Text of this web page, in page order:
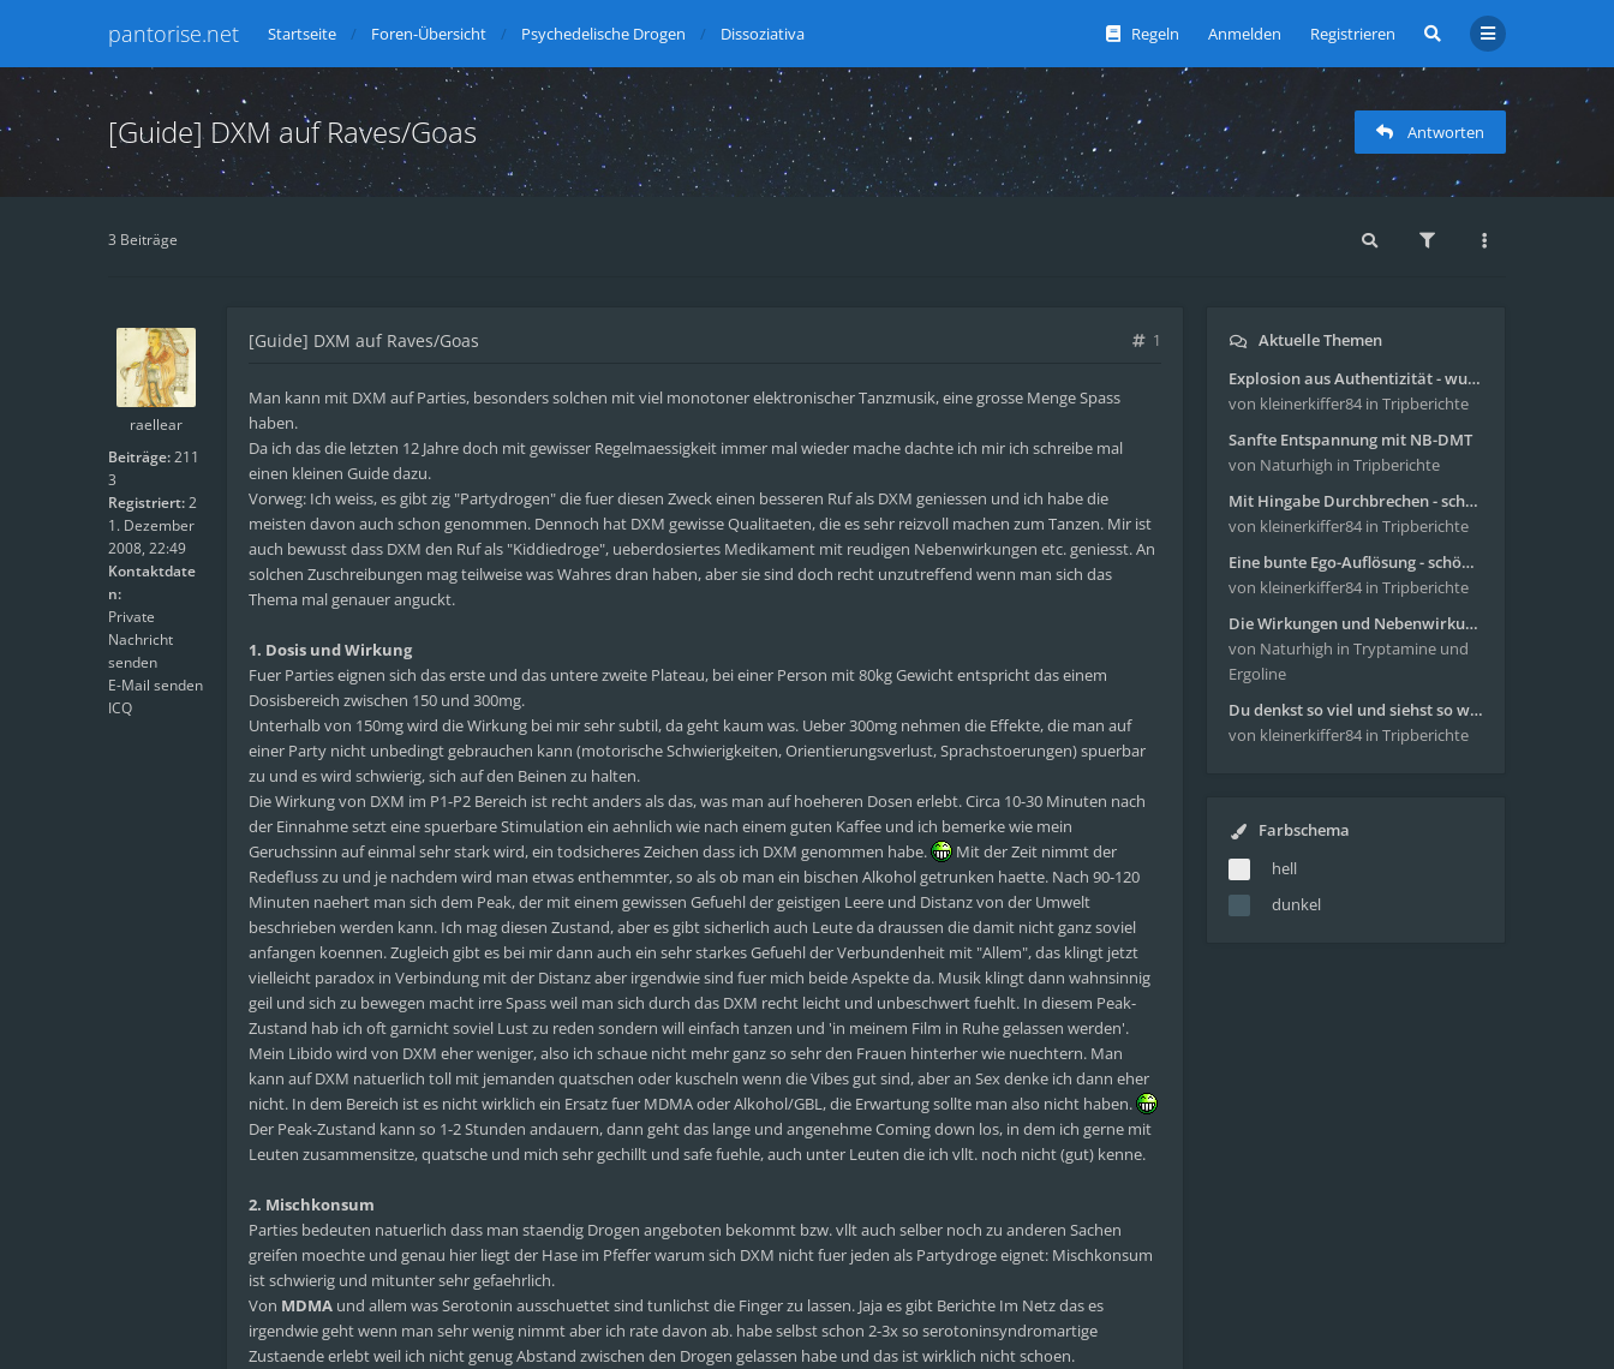
pantorise.net Regeln Anmelden Registrieren
Startseite Foren-Übersicht Psychedelische Drogen Dissoziativa
[Guide] DXM auf Raves/Goas Antworten
3 Beiträge
raellear
Beiträge:211
3
Registriert:2
1. Dezember
2008, 22:49
Kontaktdate
n:
Private
Nachricht
senden
E-Mail senden
ICQ
[Guide] DXM auf Raves/Goas 1
Man kann mit DXM auf Parties, besonders solchen mit viel monotoner elektronischer Tanzmusik, eine grosse Menge Spass
haben.
Da ich das die letzten 12 Jahre doch mit gewisser Regelmaessigkeit immer mal wieder mache dachte ich mir ich schreibe mal
einen kleinen Guide dazu.
Vorweg: Ich weiss, es gibt zig "Partydrogen" die fuer diesen Zweck einen besseren Ruf als DXM geniessen und ich habe die
meisten davon auch schon genommen. Dennoch hat DXM gewisse Qualitaeten, die es sehr reizvoll machen zum Tanzen. Mir ist
auch bewusst dass DXM den Ruf als "Kiddiedroge", ueberdosiertes Medikament mit reudigen Nebenwirkungen etc. geniesst. An
solchen Zuschreibungen mag teilweise was Wahres dran haben, aber sie sind doch recht unzutreffend wenn man sich das
Thema mal genauer anguckt.
1. Dosis und Wirkung
Fuer Parties eignen sich das erste und das untere zweite Plateau, bei einer Person mit 80kg Gewicht entspricht das einem
Dosisbereich zwischen 150 und 300mg.
Unterhalb von 150mg wird die Wirkung bei mir sehr subtil, da geht kaum was. Ueber 300mg nehmen die Effekte, die man auf
einer Party nicht unbedingt gebrauchen kann (motorische Schwierigkeiten, Orientierungsverlust, Sprachstoerungen) spuerbar
zu und es wird schwierig, sich auf den Beinen zu halten.
Die Wirkung von DXM im P1-P2 Bereich ist recht anders als das, was man auf hoeheren Dosen erlebt. Circa 10-30 Minuten nach
der Einnahme setzt eine spuerbare Stimulation ein aehnlich wie nach einem guten Kaffee und ich bemerke wie mein
Geruchssinn auf einmal sehr stark wird, ein todsicheres Zeichen dass ich DXM genommen habe.
Mit der Zeit nimmt der
Redefluss zu und je nachdem wird man etwas enthemmter, so als ob man ein bischen Alkohol getrunken haette. Nach 90-120
Minuten naehert man sich dem Peak, der mit einem gewissen Gefuehl der geistigen Leere und Distanz von der Umwelt
beschrieben werden kann. Ich mag diesen Zustand, aber es gibt sicherlich auch Leute da draussen die damit nicht ganz soviel
anfangen koennen. Zugleich gibt es bei mir dann auch ein sehr starkes Gefuehl der Verbundenheit mit "Allem", das klingt jetzt
vielleicht paradox in Verbindung mit der Distanz aber irgendwie sind fuer mich beide Aspekte da. Musik klingt dann wahnsinnig
geil und sich zu bewegen macht irre Spass weil man sich durch das DXM recht leicht und unbeschwert fuehlt. In diesem Peak-
Zustand hab ich oft garnicht soviel Lust zu reden sondern will einfach tanzen und 'in meinem Film in Ruhe gelassen werden'.
Mein Libido wird von DXM eher weniger, also ich schaue nicht mehr ganz so sehr den Frauen hinterher wie nuechtern. Man
kann auf DXM natuerlich toll mit jemanden quatschen oder kuscheln wenn die Vibes gut sind, aber an Sex denke ich dann eher
nicht. In dem Bereich ist es nicht wirklich ein Ersatz fuer MDMA oder Alkohol/GBL, die Erwartung sollte man also nicht haben.
Der Peak-Zustand kann so 1-2 Stunden andauern, dann geht das lange und angenehme Coming down los, in dem ich gerne mit
Leuten zusammensitze, quatsche und mich sehr gechillt und safe fuehle, auch unter Leuten die ich vllt. noch nicht (gut) kenne.
2. Mischkonsum
Parties bedeuten natuerlich dass man staendig Drogen angeboten bekommt bzw. vllt auch selber noch zu anderen Sachen
greifen moechte und genau hier liegt der Hase im Pfeffer warum sich DXM nicht fuer jeden als Partydroge eignet: Mischkonsum
ist schwierig und mitunter sehr gefaehrlich.
Von MDMA und allem was Serotonin ausschuettet sind tunlichst die Finger zu lassen. Jaja es gibt Berichte Im Netz das es
irgendwie geht wenn man sehr wenig nimmt aber ich rate davon ab. habe selbst schon 2-3x so serotoninsyndromartige
Zustaende erlebt weil ich nicht genug Abstand zwischen den Drogen gelassen habe und das ist wirklich nicht schoen.
Aktuelle Themen
Explosion aus Authentizität - wunderbare Reise mit 4g Pilze
von kleinerkiffer84 in Tripberichte
Sanfte Entspannung mit NB-DMT
von Naturhigh in Tripberichte
Mit Hingabe Durchbrechen - schöne Reise mit 4g Pilze
von kleinerkiffer84 in Tripberichte
Eine bunte Ego-Auflösung - schöne Reise mit 4-AcO-DMT
von kleinerkiffer84 in Tripberichte
Die Wirkungen und Nebenwirkungen von LSD
von Naturhigh in Tryptamine und
Ergoline
Du denkst so viel und siehst so wenig - wunderbare Reise mit 4g Pilze
von kleinerkiffer84 in Tripberichte
Farbschema
hell
dunkel